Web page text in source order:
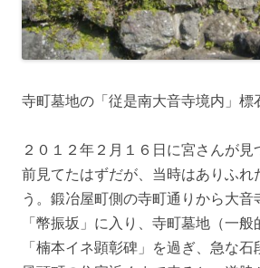
寺町墓地の「従是南大音寺境内
２０１２年２月１６日に宮さんが
前見てたはずだが、当時はありふれ
う。鍛冶屋町側の寺町通りから大
「幣振坂」に入り、寺町墓地（一般
「楠本イネ顕彰碑」を過ぎ、急な石